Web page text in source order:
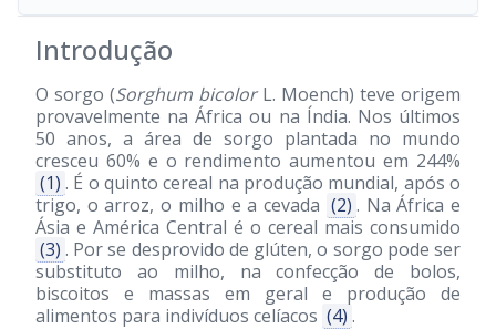
Introdução
O sorgo (Sorghum bicolorL. Moench) teve origem
provavelmente na África ou na Índia. Nos últimos
50 anos, a área de sorgo plantada no mundo
cresceu 60% e o rendimento aumentou em 244%
(1) . É o quinto cereal na produção mundial, após o
trigo, o arroz, o milho e a cevada (2) . Na África e
Ásia e América Central é o cereal mais consumido
(3) . Por se desprovido de glúten, o sorgo pode ser
substituto ao milho, na confecção de bolos,
biscoitos e massas em geral e produção de
alimentos para indivíduos celíacos (4) .